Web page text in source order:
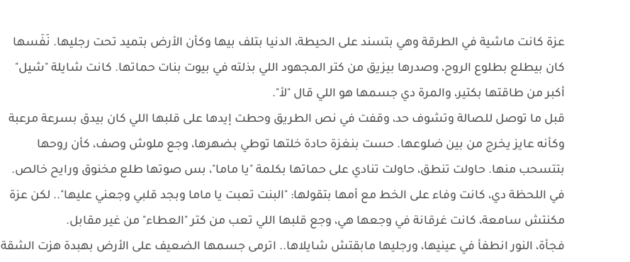
عزة كانت ماشية في الطرقة وهي بتسند على الحيطة، الدنيا بتلف بيها وكأن الأرض بتميد تحت رجليها. نَفَسها
كان بيطلع بطلوع الروح، وصدرها بيزيق من كتر المجهود اللي بذلته في بيوت بنات حماتها. كانت شايلة "شيل"
أكبر من طاقتها بكتير، والمرة دي جسمها هو اللي قال "لأ".
قبل ما توصل للصالة وتشوف حد، وقفت في نص الطريق وحطت إيدها على قلبها اللي كان بيدق بسرعة مرعبة
وكأنه عايز يخرج من بين ضلوعها. حست بنغزة حادة خلتها توطي بضهرها، وجع ملوش وصف، كأن روحها
بتتسحب منها. حاولت تنطق، حاولت تنادي على حماتها بكلمة "يا ماما"، بس صوتها طلع مخنوق ورايح خالص.
في اللحظة دي، كانت وفاء على الخط مع أمها بتقولها: "البنت تعبت يا ماما وبجد قلبي وجعني عليها".. لكن عزة
مكنتش سامعة، كانت غرقانة في وجعها هي، وجع قلبها اللي تعب من كتر "العطاء" من غير مقابل.
فجأة، النور انطفأ في عينيها، ورجليها مابقتش شايلاها.. اترمى جسمها الضعيف على الأرض بهبدة هزت الشقة